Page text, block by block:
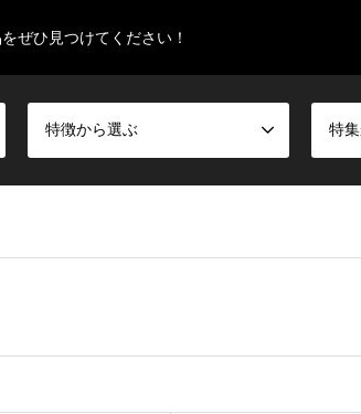
ぜひ見つけてください！
特徴から選ぶ 特